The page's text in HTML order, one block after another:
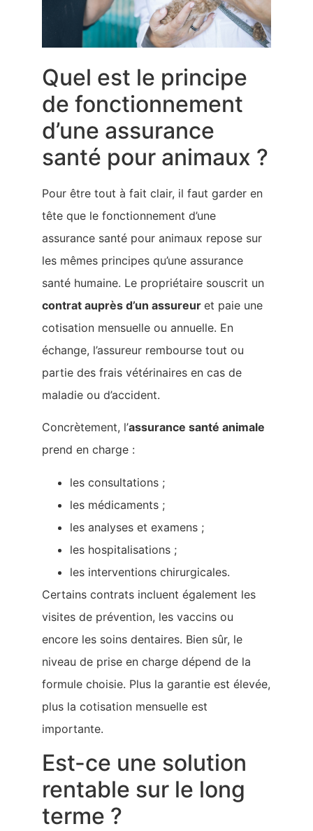
Quel est le principe
de fonctionnement
d’une assurance
santé pour animaux ?
Pour être tout à fait clair, il faut garder en
tête que le fonctionnement d’une
assurance santé pour animaux repose sur
les mêmes principes qu’une assurance
santé humaine. Le propriétaire souscrit un
contrat auprès d’un assureur et paie une
cotisation mensuelle ou annuelle. En
échange, l’assureur rembourse tout ou
partie des frais vétérinaires en cas de
maladie ou d’accident.
Concrètement, l’assurance santé animale
prend en charge :
les consultations ;
les médicaments ;
les analyses et examens ;
les hospitalisations ;
les interventions chirurgicales.
Certains contrats incluent également les
visites de prévention, les vaccins ou
encore les soins dentaires. Bien sûr, le
niveau de prise en charge dépend de la
formule choisie. Plus la garantie est élevée,
plus la cotisation mensuelle est
importante.
Est-ce une solution
rentable sur le long
terme ?